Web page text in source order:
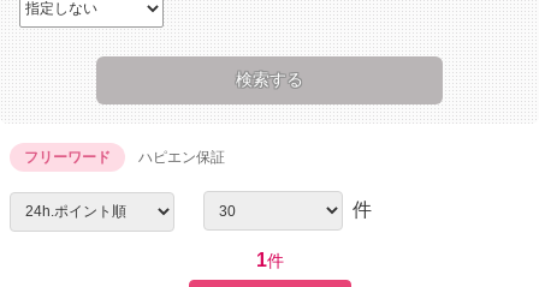
フリーワード ハピエン保証
件
1件